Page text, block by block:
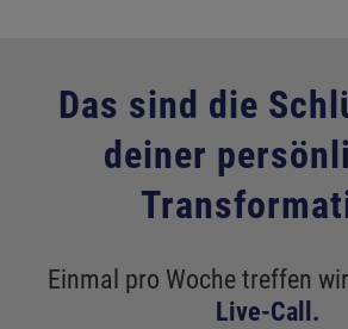
Das sind die
deiner
Einmal pro Woche treffen
Live-Call.